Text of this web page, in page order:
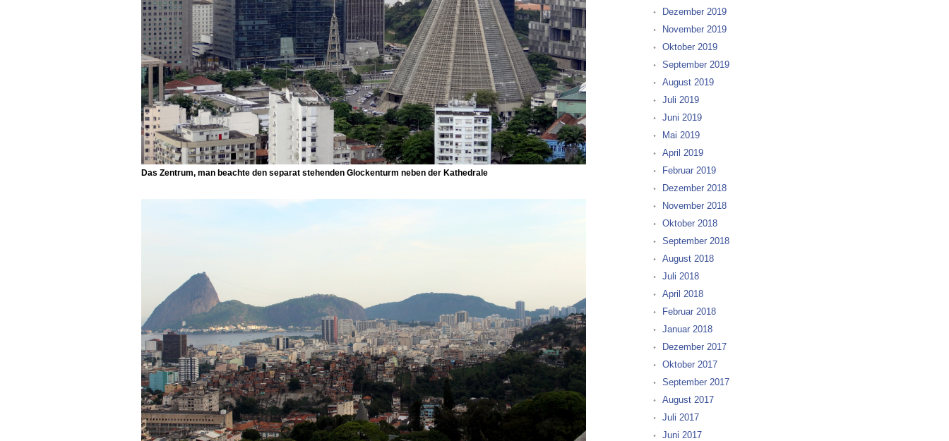
Das Zentrum, man beachte den separat stehenden Glockenturm neben der Kathedrale
Dezember 2019
November 2019
Oktober 2019
September 2019
August 2019
Juli 2019
Juni 2019
Mai 2019
April 2019
Februar 2019
Dezember 2018
November 2018
Oktober 2018
September 2018
August 2018
Juli 2018
April 2018
Februar 2018
Januar 2018
Dezember 2017
Oktober 2017
September 2017
August 2017
Juli 2017
Juni 2017